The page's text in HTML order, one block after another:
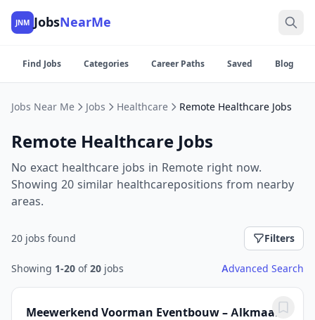
JNM JobsNearMe
Find Jobs Categories Career Paths Saved Blog
Jobs Near Me Jobs Healthcare Remote Healthcare Jobs
Remote Healthcare Jobs
No exact healthcare jobs in Remote right now.
Showing 20 similar healthcarepositions from nearby
areas.
20 jobs found Filters
Showing 1-20 of20 jobs Advanced Search
Meewerkend Voorman Eventbouw – Alkmaar